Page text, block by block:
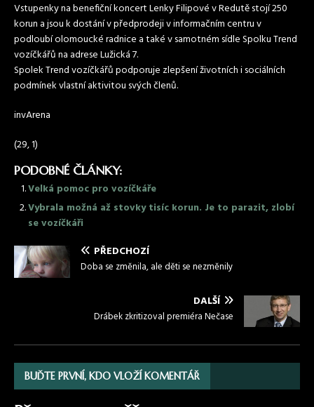
Vstupenky na benefiční koncert Lenky Filipové v Redutě stojí 250
korun a jsou k dostání v předprodeji v informačním centru v
podloubí olomoucké radnice a také v samotném sídle Spolku Trend
vozíčkářů na adrese Lužická 7.
Spolek Trend vozíčkářů podporuje zlepšení životních i sociálních
podmínek vlastní aktivitou svých členů.
invArena
(29, 1)
PODOBNÉ ČLÁNKY:
Velká pomoc pro vozíčkáře
Vybrala možná až stovky tisíc korun. Je to parazit, zlobí
se vozíčkáři
PŘEDCHOZÍ
Doba se změnila, ale děti se nezměnily
DALŠÍ
Drábek zkritizoval premiéra Nečase
BUĎTE PRVNÍ, KDO VLOŽÍ KOMENTÁŘ